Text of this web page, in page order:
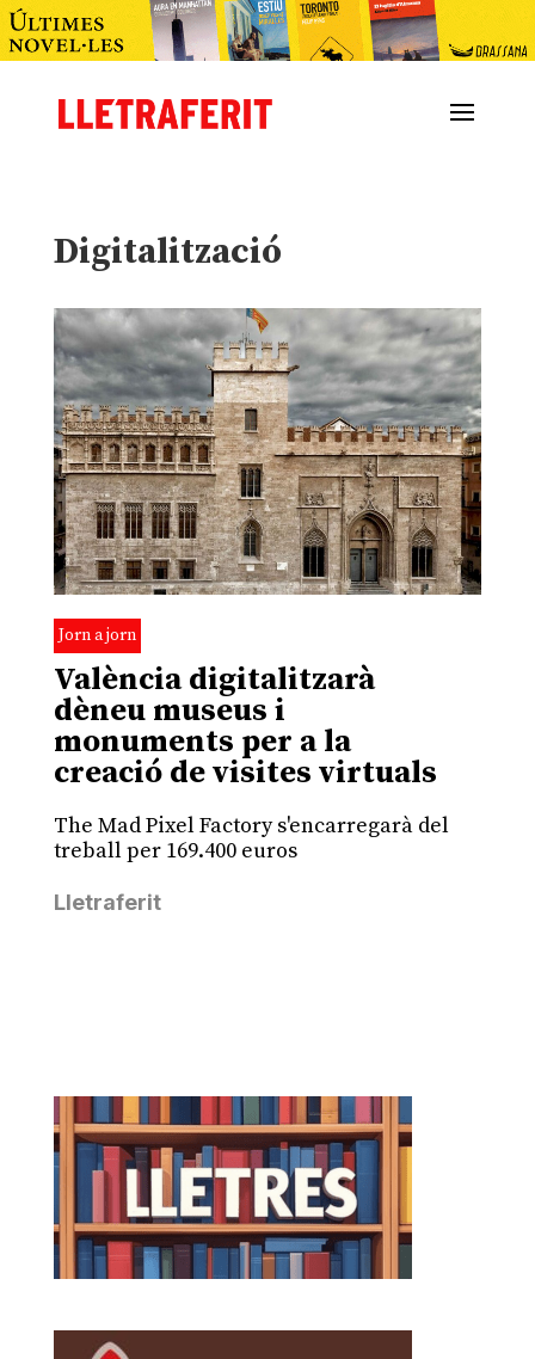
Digitalització
Jorn a jorn
València digitalitzarà
dèneu museus i
monuments per a la
creació de visites virtuals
The Mad Pixel Factory s'encarregarà del
treball per 169.400 euros
Lletraferit